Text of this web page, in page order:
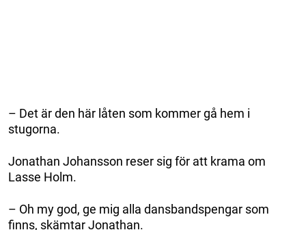
– Det är den här låten som kommer gå hem i
stugorna.
Jonathan Johansson reser sig för att krama om
Lasse Holm.
– Oh my god, ge mig alla dansbandspengar som
finns, skämtar Jonathan.